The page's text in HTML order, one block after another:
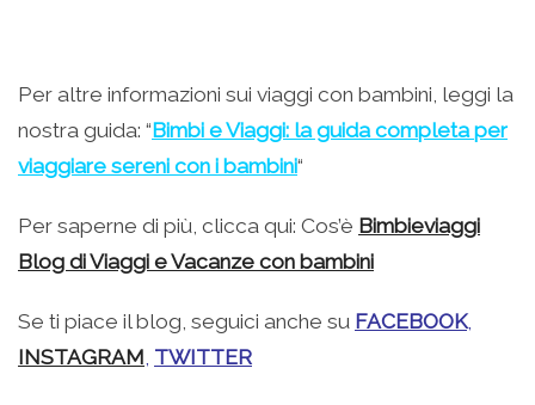
Per altre informazioni sui viaggi con bambini, leggi la
nostra guida: “Bimbi e Viaggi: la guida completa per
viaggiare sereni con i bambini“
Per saperne di più, clicca qui: Cos’è Bimbieviaggi
Blog di Viaggi e Vacanze con bambini
Se ti piace il blog, seguici anche su FACEBOOK,
INSTAGRAM, TWITTER